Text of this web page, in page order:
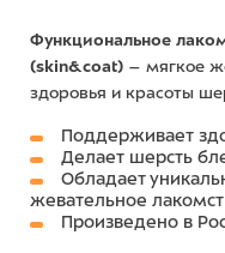
Функциональное
(skin&coat) – мягкое
здоровья и красоты
Поддерживает
Делает шерсть
Обладает
жевательное
Произведено в